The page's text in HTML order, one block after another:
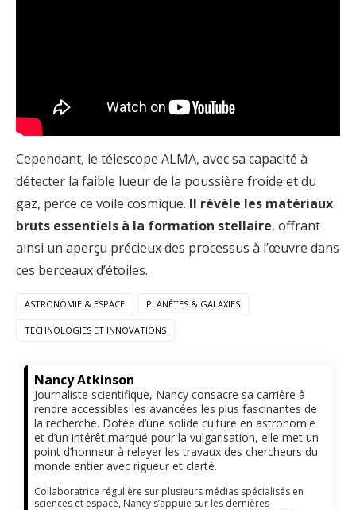
Cependant, le télescope ALMA, avec sa capacité à
détecter la faible lueur de la poussière froide et du
gaz, perce ce voile cosmique. Il révèle les matériaux
bruts essentiels à la formation stellaire, offrant
ainsi un aperçu précieux des processus à l’œuvre dans
ces berceaux d’étoiles.
ASTRONOMIE & ESPACE PLANÈTES & GALAXIES
TECHNOLOGIES ET INNOVATIONS
Nancy Atkinson
Journaliste scientifique, Nancy consacre sa carrière à
rendre accessibles les avancées les plus fascinantes de
la recherche. Dotée d’une solide culture en astronomie
et d’un intérêt marqué pour la vulgarisation, elle met un
point d’honneur à relayer les travaux des chercheurs du
monde entier avec rigueur et clarté.
Collaboratrice régulière sur plusieurs médias spécialisés en
sciences et espace, Nancy s’appuie sur les dernières